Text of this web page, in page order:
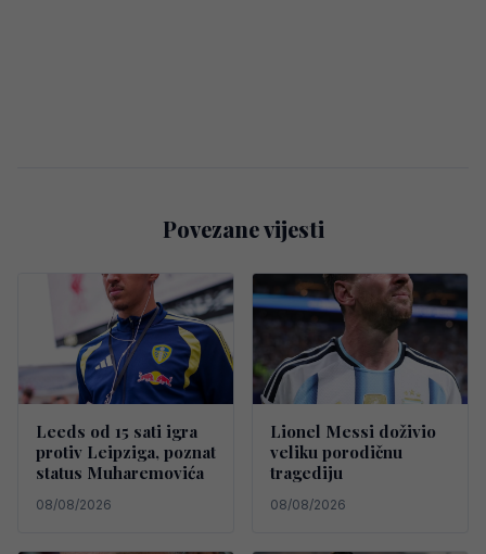
Povezane vijesti
Leeds od 15 sati igra
protiv Leipziga, poznat
status Muharemovića
08/08/2026
Lionel Messi doživio
veliku porodičnu
tragediju
08/08/2026